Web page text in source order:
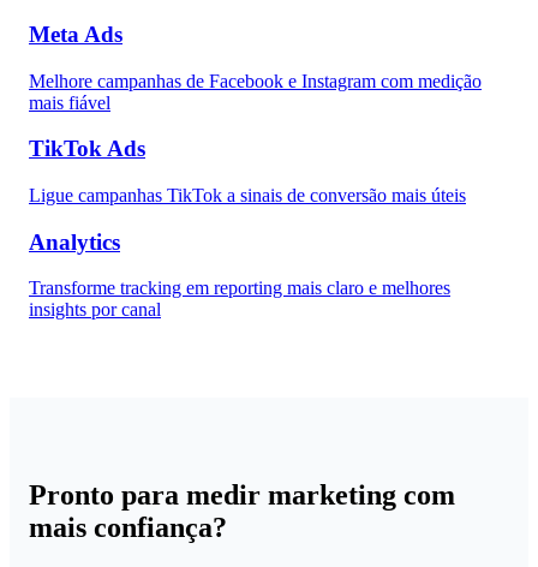
Meta Ads
Melhore campanhas de Facebook e Instagram com medição
mais fiável
TikTok Ads
Ligue campanhas TikTok a sinais de conversão mais úteis
Analytics
Transforme tracking em reporting mais claro e melhores
insights por canal
Pronto para medir marketing com
mais confiança?